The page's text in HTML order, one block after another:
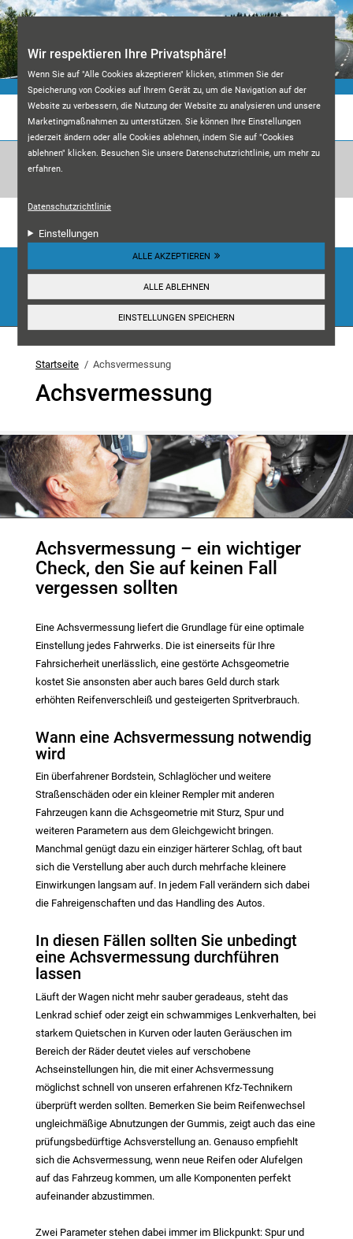
Wir respektieren Ihre Privatsphäre!
Wenn Sie auf "Alle Cookies akzeptieren" klicken, stimmen Sie der
Speicherung von Cookies auf Ihrem Gerät zu, um die Navigation auf der
Website zu verbessern, die Nutzung der Website zu analysieren und unsere
Marketingmaßnahmen zu unterstützen. Sie können Ihre Einstellungen
jederzeit ändern oder alle Cookies ablehnen, indem Sie auf "Cookies
ablehnen" klicken. Besuchen Sie unsere Datenschutzrichtlinie, um mehr zu
erfahren.
Datenschutzrichtlinie
Einstellungen
ALLE AKZEPTIEREN
ALLE ABLEHNEN
EINSTELLUNGEN SPEICHERN
Direkt zum Inhalt
KFZ-MEISTERWERKSTATT M&A
Unsere Kundenbewertungen:
Navigation☰
Startseite Achsvermessung
Achsvermessung
Achsvermessung – ein wichtiger
Check, den Sie auf keinen Fall
vergessen sollten
Eine Achsvermessung liefert die Grundlage für eine optimale
Einstellung jedes Fahrwerks. Die ist einerseits für Ihre
Fahrsicherheit unerlässlich, eine gestörte Achsgeometrie
kostet Sie ansonsten aber auch bares Geld durch stark
erhöhten Reifenverschleiß und gesteigerten Spritverbrauch.
Wann eine Achsvermessung notwendig
wird
Ein überfahrener Bordstein, Schlaglöcher und weitere
Straßenschäden oder ein kleiner Rempler mit anderen
Fahrzeugen kann die Achsgeometrie mit Sturz, Spur und
weiteren Parametern aus dem Gleichgewicht bringen.
Manchmal genügt dazu ein einziger härterer Schlag, oft baut
sich die Verstellung aber auch durch mehrfache kleinere
Einwirkungen langsam auf. In jedem Fall verändern sich dabei
die Fahreigenschaften und das Handling des Autos.
In diesen Fällen sollten Sie unbedingt
eine Achsvermessung durchführen
lassen
Läuft der Wagen nicht mehr sauber geradeaus, steht das
Lenkrad schief oder zeigt ein schwammiges Lenkverhalten, bei
starkem Quietschen in Kurven oder lauten Geräuschen im
Bereich der Räder deutet vieles auf verschobene
Achseinstellungen hin, die mit einer Achsvermessung
möglichst schnell von unseren erfahrenen Kfz-Technikern
überprüft werden sollten. Bemerken Sie beim Reifenwechsel
ungleichmäßige Abnutzungen der Gummis, zeigt auch das eine
prüfungsbedürftige Achsverstellung an. Genauso empfiehlt
sich die Achsvermessung, wenn neue Reifen oder Alufelgen
auf das Fahrzeug kommen, um alle Komponenten perfekt
aufeinander abzustimmen.
Zwei Parameter stehen dabei immer im Blickpunkt: Spur und